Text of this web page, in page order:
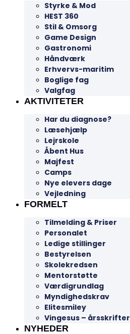
Styrke & Mod
HEST 360
Stil & Omsorg
Game Design
Gastronomi
Håndværk
Erhvervs-maritim
Boglige fag
Valgfag
AKTIVITETER
Har du diagnose?
Læsehjælp
Lejrskole
Åbent Hus
Majfest
Camps
Nye elevers dage
Vejledning
FORMELT
Tilmelding & Priser
Personalet
Ledige stillinger
Bestyrelsen
Skolekredsen
Mentorstøtte
Værdigrundlag
Myndighedskrav
Elitesmiley
Vingesus – årsskrifter
NYHEDER